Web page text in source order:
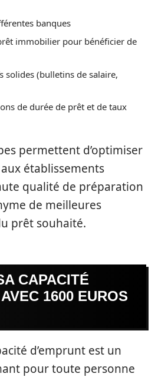
banques
immobilier pour bénéficier de
solides (bulletins de salaire,
de durée de prêt et de taux
permettent d’optimiser
établissements
qualité de préparation
de meilleures
prêt souhaité.
CAPACITÉ
1600 EUROS
d’emprunt est un
pour toute personne